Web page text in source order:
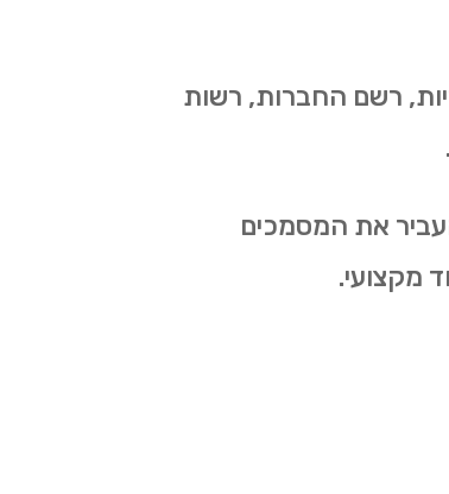
רשם החברות, רשות
את המסמכים
מקצועי.